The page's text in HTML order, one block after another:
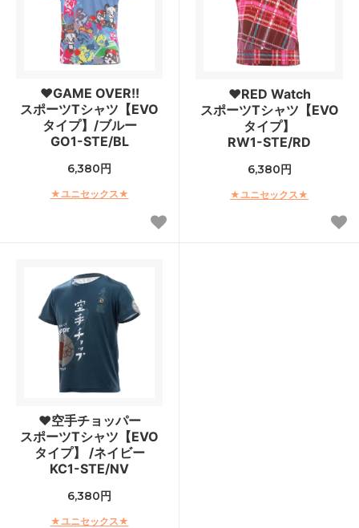
♥GAME OVER!!
スポーツTシャツ【EVO
タイプ】/ブルー
GO1-STE/BL
6,380円
★ユニセックス★
♥RED Watch
スポーツTシャツ【EVO
タイプ】
RW1-STE/RD
6,380円
★ユニセックス★
♥空手チョッパー
スポーツTシャツ【EVO
タイプ】 /ネイビー
KC1-STE/NV
6,380円
★ユニセックス★